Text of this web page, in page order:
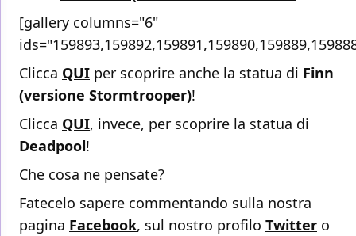
[gallery columns="6"
Clicca QUI per scoprire anche la statua di Finn
(versione Stormtrooper)!
Clicca QUI, invece, per scoprire la statua di
Deadpool!
Che cosa ne pensate?
Fatecelo sapere commentando sulla nostra
pagina Facebook, sul nostro profilo Twitter o